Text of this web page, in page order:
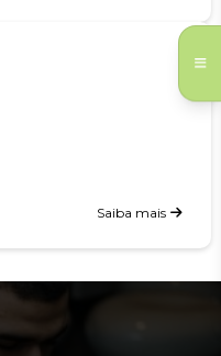
Saiba mais